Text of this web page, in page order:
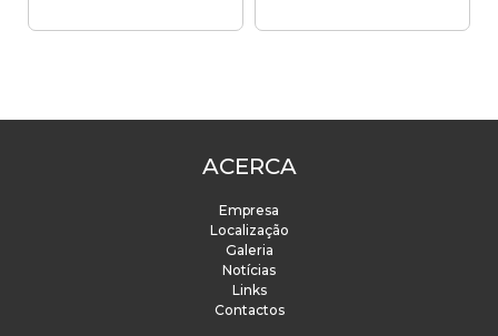
ACERCA
Empresa
Localização
Galeria
Notícias
Links
Contactos